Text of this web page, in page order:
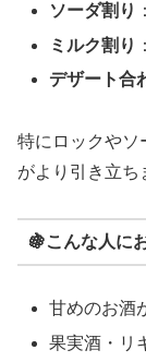
ソーダ割り
ミルク割り
デザート合
特にロックやソ
がより引き立ち
🍇こんな人に
甘めのお酒
果実酒・リ